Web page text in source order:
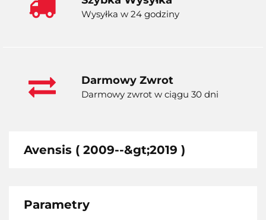
Wysyłka w 24 godziny
Darmowy Zwrot
Darmowy zwrot w ciągu 30 dni
Avensis ( 2009--&gt;2019 )
Parametry